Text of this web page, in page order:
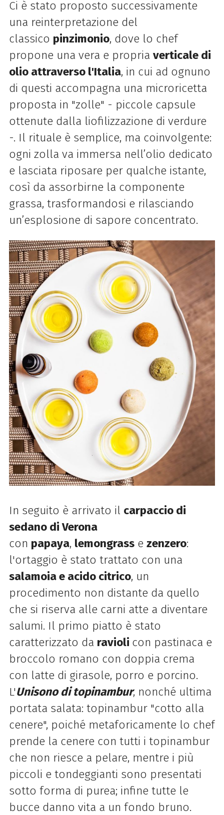
Ci è stato proposto successivamente
una reinterpretazione del
classico pinzimonio, dove lo chef
propone una vera e propria verticale di
olio attraverso l'Italia, in cui ad ognuno
di questi accompagna una microricetta
proposta in "zolle" - piccole capsule
ottenute dalla liofilizzazione di verdure
-. Il rituale è semplice, ma coinvolgente:
ogni zolla va immersa nell’olio dedicato
e lasciata riposare per qualche istante,
così da assorbirne la componente
grassa, trasformandosi e rilasciando
un’esplosione di sapore concentrato.
In seguito è arrivato il carpaccio di
sedano di Verona
con papaya, lemongrasse zenzero:
l'ortaggio è stato trattato con una
salamoia e acido citrico, un
procedimento non distante da quello
che si riserva alle carni atte a diventare
salumi. Il primo piatto è stato
caratterizzato da ravioli con pastinaca e
broccolo romano con doppia crema
con latte di girasole, porro e porcino.
L'Unisono di topinambur, nonché ultima
portata salata: topinambur "cotto alla
cenere", poiché metaforicamente lo chef
prende la cenere con tutti i topinambur
che non riesce a pelare, mentre i più
piccoli e tondeggianti sono presentati
sotto forma di purea; infine tutte le
bucce danno vita a un fondo bruno.